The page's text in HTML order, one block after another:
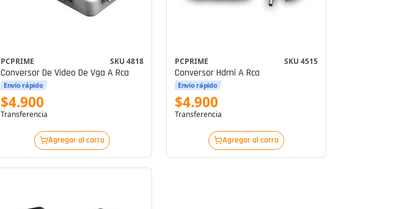
PCPRIME SKU 4818
Conversor De Video De Vga A Rca
Envío rápido
$4.900
Transferencia
Agregar al carro
PCPRIME SKU 4515
Conversor Hdmi A Rca
Envío rápido
$4.900
Transferencia
Agregar al carro